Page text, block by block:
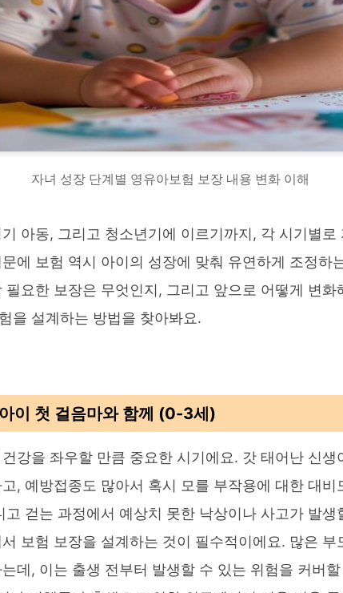
자녀 성장 단계별 영유아보험 보장 내용 변화 이해
아동, 그리고 청소년기에 이르기까지, 각 시기별
에 보험 역시 아이의 성장에 맞춰 유연하게 조정하
요한 보장은 무엇인지, 그리고 앞으로 어떻게 변화
을 설계하는 방법을 찾아봐요.
이 첫 걸음마와 함께 (0-3세)
강을 좌우할 만큼 중요한 시기에요. 갓 태어난 신
, 예방접종도 많아서 혹시 모를 부작용에 대한 대비
걷는 과정에서 예상치 못한 낙상이나 사고가 발생
보험 보장을 설계하는 것이 필수적이에요. 많은
데, 이는 출생 전부터 발생할 수 있는 위험을 커버